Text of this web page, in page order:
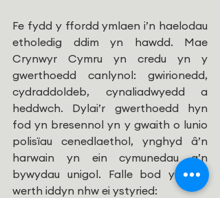
Fe fydd y ffordd ymlaen i’n haelodau
etholedig ddim yn hawdd. Mae
Crynwyr Cymru yn credu yn y
gwerthoedd canlynol: gwirionedd,
cydraddoldeb, cynaliadwyedd a
heddwch. Dylai’r gwerthoedd hyn
fod yn bresennol yn y gwaith o lunio
polisïau cenedlaethol, ynghyd â’n
harwain yn ein cymunedau a’n
bywydau unigol. Falle bod yr isod
werth iddyn nhw ei ystyried: